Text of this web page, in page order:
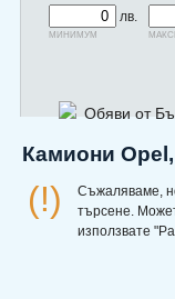
лв.
минимум
Обяви от
Камиони
(!)
Съжаляваме,
търсене.
използвате